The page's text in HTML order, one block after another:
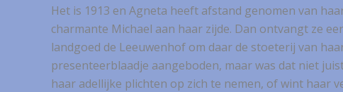
Het is 1913 en Agneta heeft afstand genomen van
charmante Michael aan haar zijde. Dan ontvangt ze
landgoed de Leeuwenhof om daar de stoeterij van
presenteerblaadje aangeboden, maar was dat niet
haar adellijke plichten op zich te nemen, of wint haar